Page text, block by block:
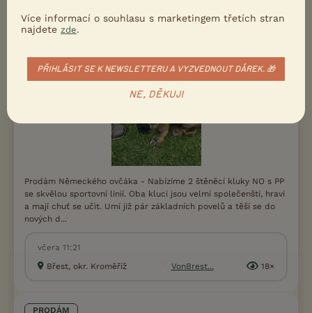
Prodám Německého ovčáka - Nabízíme 2 štěněcí kluky NO s PP
se skvělou sportovní linií. Oba kluci jsou velmi společenští, hraví
a mají chuť se učit. Umí již pár základních povelů a těší se do
nových d...
včera 11:21
Břest, okr. Kroměříž
VonBrest... 18×
PRODÁM
Více informací o souhlasu s marketingem třetích stran
najdete zde.
PŘIHLÁSIT SE K NEWSLETTERU A VYZVEDNOUT DÁREK. 🎁
NE, DĚKUJI